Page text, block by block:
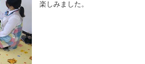
楽しみました。